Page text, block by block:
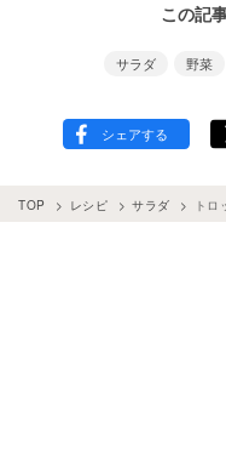
この記
サラダ 野菜
TOP レシピ サラダ ト